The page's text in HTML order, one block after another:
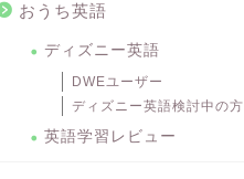
おうち英語
ディズニー英語
DWEユーザー
ディズニー英語検討中の方
英語学習レビュー